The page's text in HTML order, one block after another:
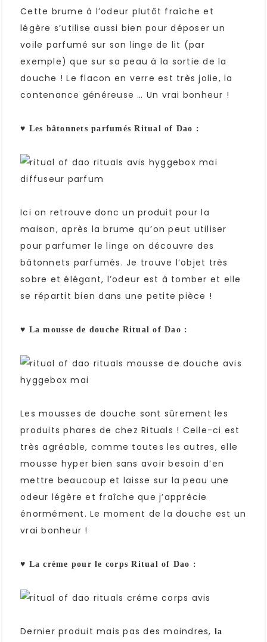
Cette brume à l’odeur plutôt fraîche et
légère s’utilise aussi bien pour déposer un
voile parfumé sur son linge de lit (par
exemple) que sur sa peau à la sortie de la
douche ! Le flacon en verre est très jolie, la
contenance généreuse … Un vrai bonheur !
♥ Les bâtonnets parfumés Ritual of Dao :
Ici on retrouve donc un produit pour la
maison, après la brume qu’on peut utiliser
pour parfumer le linge on découvre des
bâtonnets parfumés. Je trouve l’objet très
sobre et élégant, l’odeur est à tomber et elle
se répartit bien dans une petite pièce !
♥ La mousse de douche Ritual of Dao :
Les mousses de douche sont sûrement les
produits phares de chez Rituals ! Celle-ci est
très agréable, comme toutes les autres, elle
mousse hyper bien sans avoir besoin d’en
mettre beaucoup et laisse sur la peau une
odeur légère et fraîche que j’apprécie
énormément. Le moment de la douche est un
vrai bonheur !
♥ La crème pour le corps Ritual of Dao :
Dernier produit mais pas des moindres, la